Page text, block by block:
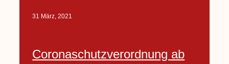
31 März, 2021
Coronaschutzverordnung ab